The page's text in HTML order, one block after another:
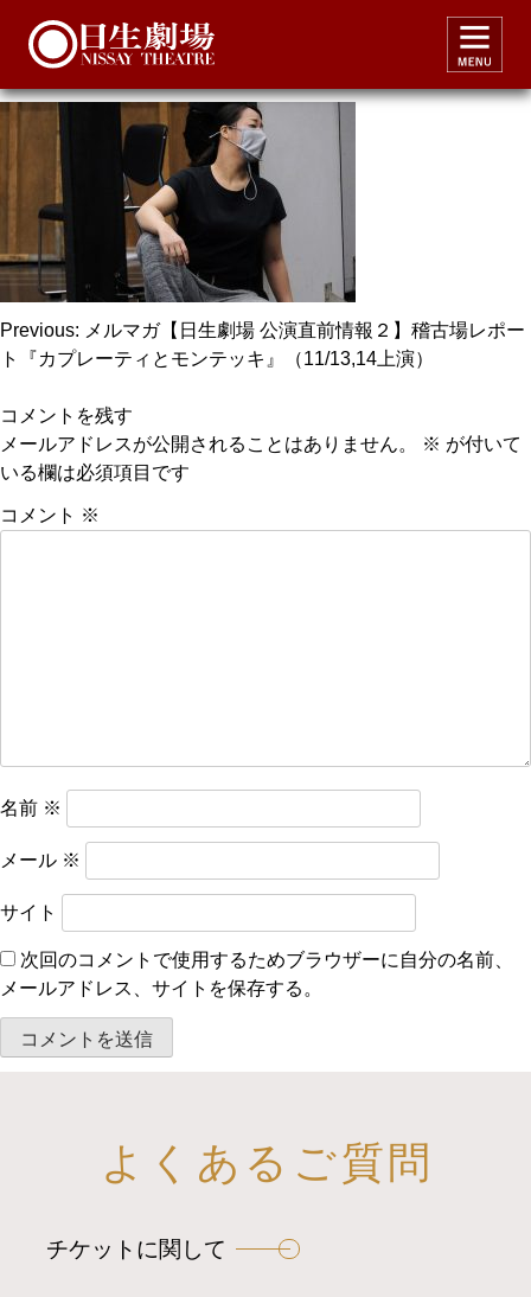
capuleti2021repo11
投
稿
ナ
ビ
ゲ
ー
Previous: メルマガ【日生劇場 公演直前情報２】稽古場レポー
ト『カプレーティとモンテッキ』（11/13,14上演）
コメントを残す
メールアドレスが公開されることはありません。
※ が付いて
いる欄は必須項目です
コメント ※
名前 ※
メール ※
サイト
次回のコメントで使用するためブラウザーに自分の名前、
メールアドレス、サイトを保存する。
よくあるご質問
チケットに関して